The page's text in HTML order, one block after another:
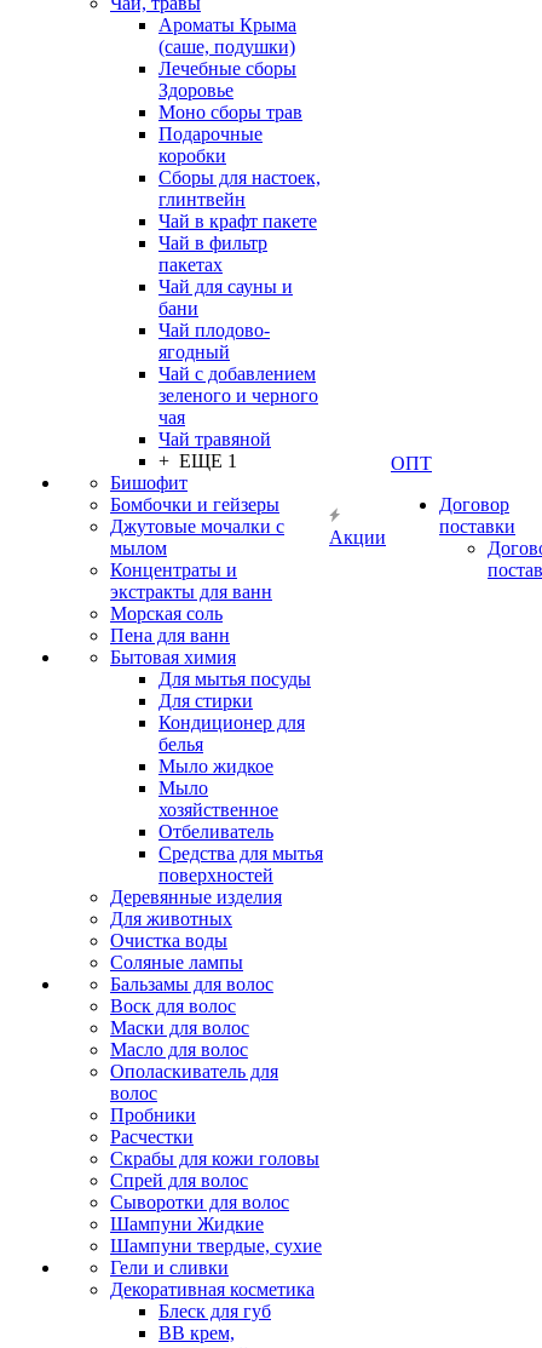
Ароматы Крыма
(саше, подушки)
Лечебные сборы
Здоровье
Моно сборы трав
Подарочные
коробки
Сборы для настоек,
глинтвейн
Чай в крафт пакете
Чай в фильтр
пакетах
Чай для сауны и
бани
Чай плодово-
ягодный
Чай с добавлением
зеленого и черного
чая
Чай травяной
+ ЕЩЕ 1
Бишофит
Бомбочки и гейзеры
Джутовые мочалки с
мылом
Концентраты и
экстракты для ванн
Морская соль
Пена для ванн
Бытовая химия
Для мытья посуды
Для стирки
Кондиционер для
белья
Мыло жидкое
Мыло
хозяйственное
Отбеливатель
Средства для мытья
поверхностей
Деревянные изделия
Для животных
Очистка воды
Соляные лампы
Бальзамы для волос
Воск для волос
Маски для волос
Масло для волос
Ополаскиватель для
волос
Пробники
Расчестки
Скрабы для кожи головы
Спрей для волос
Сыворотки для волос
Шампуни Жидкие
Шампуни твердые, сухие
Гели и сливки
Декоративная косметика
Блеск для губ
ВВ крем,
Акции
ОПТ
Договор
поставки